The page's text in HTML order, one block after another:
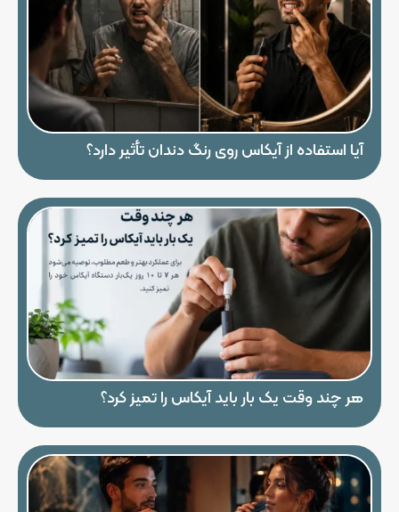
آیا استفاده از آیکاس روی رنگ دندان تأثیر دارد؟
هر چند وقت یک بار باید آیکاس را تمیز کرد؟